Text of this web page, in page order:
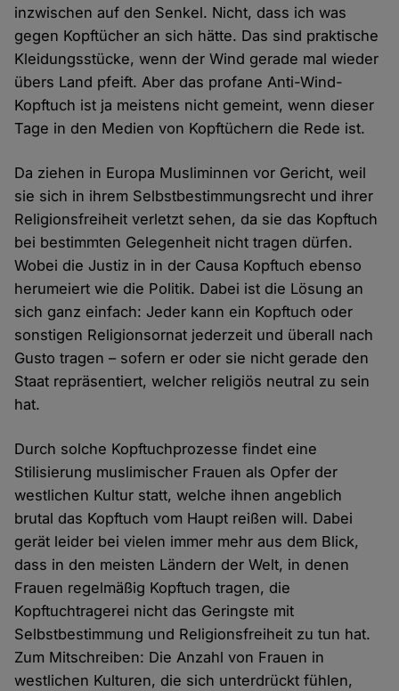
inzwischen auf den Senkel. Nicht, dass ich was
gegen Kopftücher an sich hätte. Das sind praktische
Kleidungsstücke, wenn der Wind gerade mal wieder
übers Land pfeift. Aber das profane Anti-Wind-
Kopftuch ist ja meistens nicht gemeint, wenn dieser
Tage in den Medien von Kopftüchern die Rede ist.
Da ziehen in Europa Musliminnen vor Gericht, weil
sie sich in ihrem Selbstbestimmungsrecht und ihrer
Religionsfreiheit verletzt sehen, da sie das Kopftuch
bei bestimmten Gelegenheit nicht tragen dürfen.
Wobei die Justiz in in der Causa Kopftuch ebenso
herumeiert wie die Politik. Dabei ist die Lösung an
sich ganz einfach: Jeder kann ein Kopftuch oder
sonstigen Religionsornat jederzeit und überall nach
Gusto tragen – sofern er oder sie nicht gerade den
Staat repräsentiert, welcher religiös neutral zu sein
hat.
Durch solche Kopftuchprozesse findet eine
Stilisierung muslimischer Frauen als Opfer der
westlichen Kultur statt, welche ihnen angeblich
brutal das Kopftuch vom Haupt reißen will. Dabei
gerät leider bei vielen immer mehr aus dem Blick,
dass in den meisten Ländern der Welt, in denen
Frauen regelmäßig Kopftuch tragen, die
Kopftuchtragerei nicht das Geringste mit
Selbstbestimmung und Religionsfreiheit zu tun hat.
Zum Mitschreiben: Die Anzahl von Frauen in
westlichen Kulturen, die sich unterdrückt fühlen,